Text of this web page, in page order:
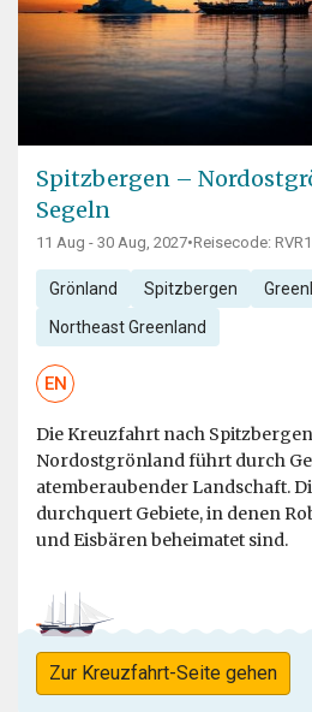
Spitzbergen –
Segeln
11 Aug - 30 Aug, 2027•Reisecode:
Grönland Spitzbergen
Northeast Greenland
EN
Die Kreuzfahrt nach
Nordostgrönland führt durch
atemberaubender Landschaft.
durchquert Gebiete, in denen
und Eisbären beheimatet sind.
Zur Kreuzfahrt-Seite gehen